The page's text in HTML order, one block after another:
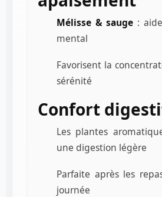
Mélisse & sauge :
mental
Favorisent la
sérénité
Confort
Les plantes
une digestion légère
Parfaite après les
journée